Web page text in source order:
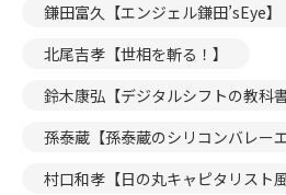
鎌田富久【エンジェル鎌田’sEye】
北尾吉孝【世相を斬る！】
鈴木康弘【デジタルシフトの教科書
孫泰蔵【孫泰蔵のシリコンバレー
村口和孝【日の丸キャピタリスト風